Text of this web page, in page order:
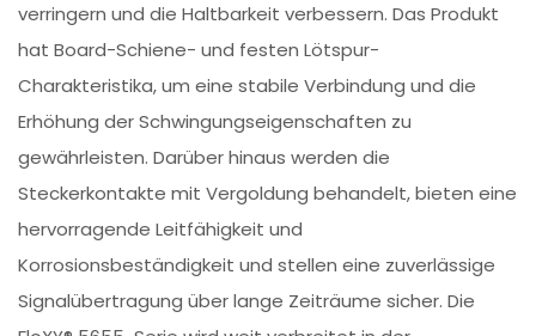
verringern und die Haltbarkeit verbessern. Das Produkt
hat Board-Schiene- und festen Lötspur-
Charakteristika, um eine stabile Verbindung und die
Erhöhung der Schwingungseigenschaften zu
gewährleisten. Darüber hinaus werden die
Steckerkontakte mit Vergoldung behandelt, bieten eine
hervorragende Leitfähigkeit und
Korrosionsbeständigkeit und stellen eine zuverlässige
Signalübertragung über lange Zeiträume sicher. Die